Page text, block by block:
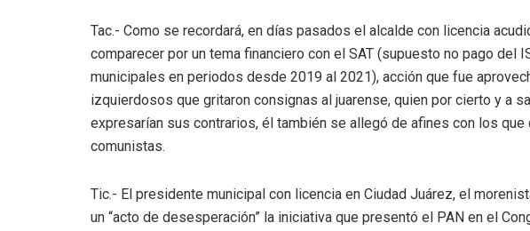
Tac.- Como se recordará, en días pasados el alcalde con licencia
comparecer por un tema financiero con el SAT (supuesto no pago del
municipales en periodos desde 2019 al 2021), acción que fue
izquierdosos que gritaron consignas al juarense, quien por cierto y a
expresarían sus contrarios, él también se allegó de afines con los
comunistas.
Tic.- El presidente municipal con licencia en Ciudad Juárez, el
un “acto de desesperación” la iniciativa que presentó el PAN en el